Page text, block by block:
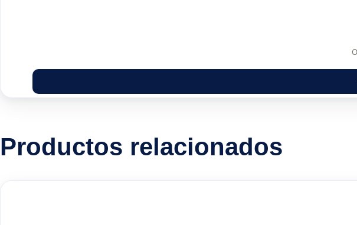
Productos relacionados